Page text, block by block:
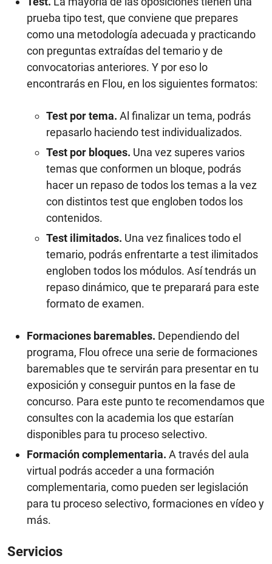
prueba tipo test, que conviene que prepares
como una metodología adecuada y practicando
con preguntas extraídas del temario y de
convocatorias anteriores. Y por eso lo
encontrarás en Flou, en los siguientes formatos:
Test por tema. Al finalizar un tema, podrás
repasarlo haciendo test individualizados.
Test por bloques. Una vez superes varios
temas que conformen un bloque, podrás
hacer un repaso de todos los temas a la vez
con distintos test que engloben todos los
contenidos.
Test ilimitados. Una vez finalices todo el
temario, podrás enfrentarte a test ilimitados
engloben todos los módulos. Así tendrás un
repaso dinámico, que te preparará para este
formato de examen.
Formaciones baremables. Dependiendo del
programa, Flou ofrece una serie de formaciones
baremables que te servirán para presentar en tu
exposición y conseguir puntos en la fase de
concurso. Para este punto te recomendamos que
consultes con la academia los que estarían
disponibles para tu proceso selectivo.
Formación complementaria. A través del aula
virtual podrás acceder a una formación
complementaria, como pueden ser legislación
para tu proceso selectivo, formaciones en vídeo y
más.
Servicios